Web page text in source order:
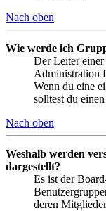
Nach oben
Wie werde ich
Der Leiter
Administration
Wenn du eine
solltest du
Nach oben
Weshalb werden
dargestellt?
Es ist der
deren